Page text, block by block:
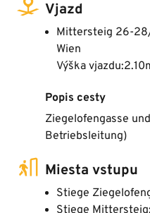
Vjazd
Mittersteig 26-
Wien
Výška
Popis cesty
Ziegelofengasse
Betriebsleitung)
Miesta vstupu
Stiege
Stiege